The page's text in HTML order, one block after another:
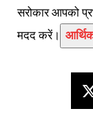
सरोकार आपको
मदद करें।